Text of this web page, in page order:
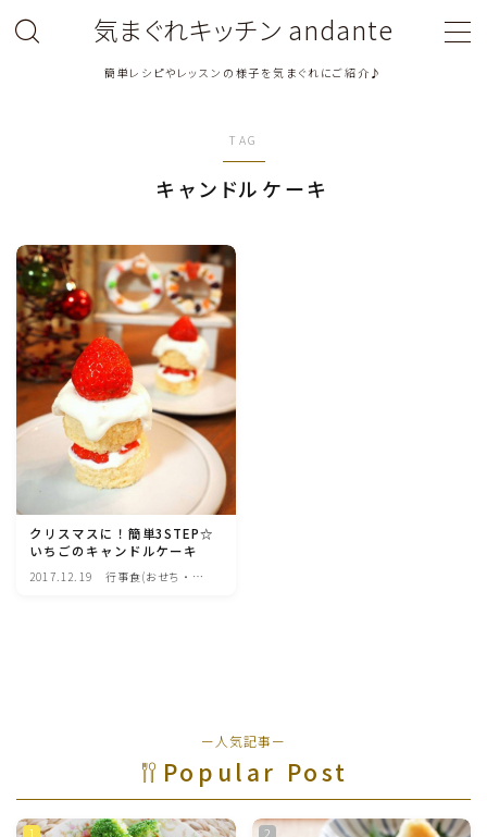
気まぐれキッチン andante
簡単レシピやレッスンの様子を気まぐれにご紹介♪
鶏肉料理
豚肉料理
牛肉料理
ひき肉料理
魚介料理
卵料理
野菜料理(キャベツ・白菜・ほうれん草・レタス・小松
菜・にら)
TAG
キャンドルケーキ
クリスマスに！簡単3STEP☆
いちごのキャンドルケーキ
2017.12.19
行事食(おせち・ハ
ー人気記事ー
Popular Post